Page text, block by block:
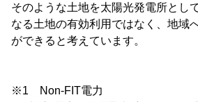
そのような土地を太陽光発電所とし
なる土地の有効利用ではなく、地域
ができると考えています。
※1 Non-FIT電力